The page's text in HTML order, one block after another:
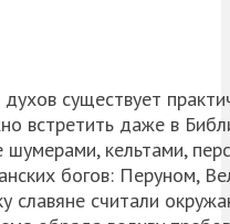
существует
встретить даже в
кельтами,
богов: Перуном,
славяне считали